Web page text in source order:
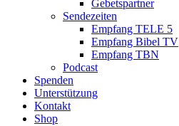
Gebetspartner
Sendezeiten
Empfang TELE 5
Empfang Bibel TV
Empfang TBN
Podcast
Spenden
Unterstützung
Kontakt
Shop